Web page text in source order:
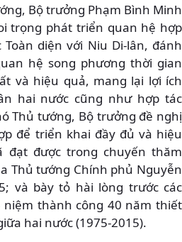
Bộ trưởng Phạm Bình Minh
trọng phát triển quan hệ hợp
diện với Niu Di-lân, đánh
hệ song phương thời gian
và hiệu quả, mang lại lợi ích
hai nước cũng như hợp tác
Thủ tướng, Bộ trưởng đề nghị
để triển khai đầy đủ và hiệu
đạt được trong chuyến thăm
Thủ tướng Chính phủ Nguyễn
và bày tỏ hài lòng trước các
thành công 40 năm thiết
hai nước (1975-2015).